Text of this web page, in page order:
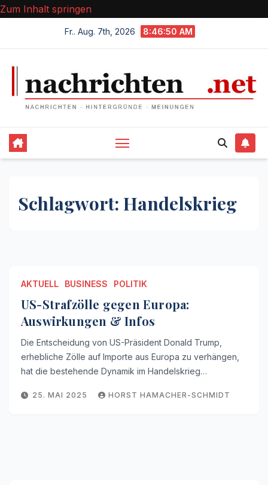
Zum Inhalt springen
Fr.. Aug. 7th, 2026 8:46:51 AM
Schlagwort: Handelskrieg
AKTUELL BUSINESS POLITIK
US-Strafzölle gegen Europa:
Auswirkungen & Infos
Die Entscheidung von US-Präsident Donald Trump,
erhebliche Zölle auf Importe aus Europa zu verhängen,
hat die bestehende Dynamik im Handelskrieg…
25. MAI 2025 HORST HAMACHER-SCHMIDT